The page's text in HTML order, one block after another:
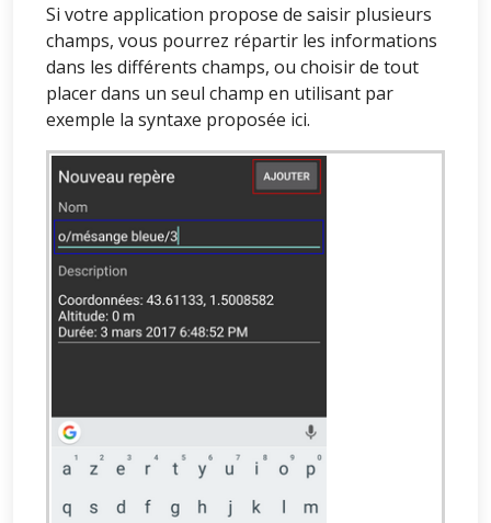
Si votre application propose de saisir plusieurs
champs, vous pourrez répartir les informations
dans les différents champs, ou choisir de tout
placer dans un seul champ en utilisant par
exemple la syntaxe proposée ici.